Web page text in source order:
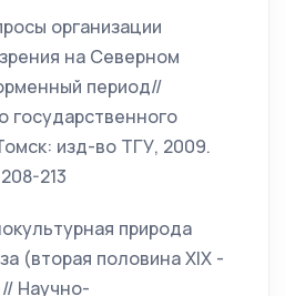
организации
на Северном
период//
государственного
изд-во ТГУ, 2009.
213
природа
(вторая половина XIX -
Научно-